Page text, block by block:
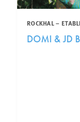
ROCKHAL –
DOMI & JD